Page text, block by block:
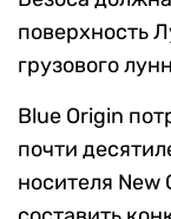
поверхность
грузового
Blue Origin
почти
носителя New